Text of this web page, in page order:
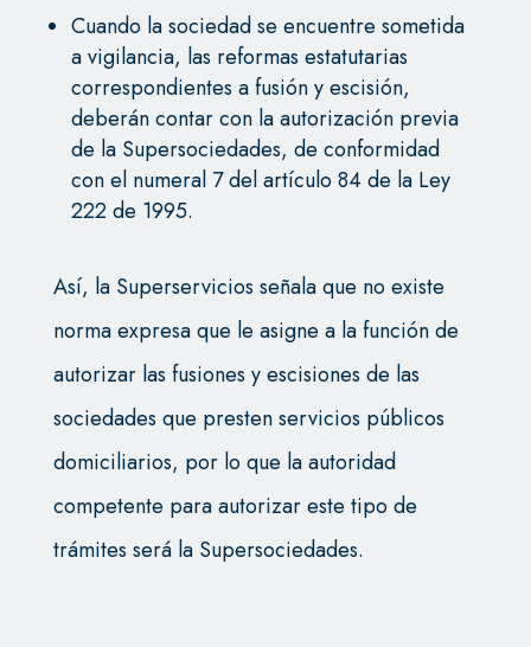
Cuando la sociedad se encuentre sometida
a vigilancia, las reformas estatutarias
correspondientes a fusión y escisión,
deberán contar con la autorización previa
de la Supersociedades, de conformidad
con el numeral 7 del artículo 84 de la Ley
222 de 1995.
Así, la Superservicios señala que no existe
norma expresa que le asigne a la función de
autorizar las fusiones y escisiones de las
sociedades que presten servicios públicos
domiciliarios, por lo que la autoridad
competente para autorizar este tipo de
trámites será la Supersociedades.